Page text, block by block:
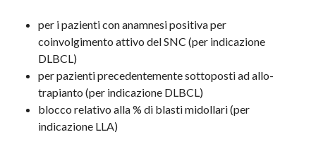
per i pazienti con anamnesi positiva per
coinvolgimento attivo del SNC (per indicazione
DLBCL)
per pazienti precedentemente sottoposti ad allo-
trapianto (per indicazione DLBCL)
blocco relativo alla % di blasti midollari (per
indicazione LLA)